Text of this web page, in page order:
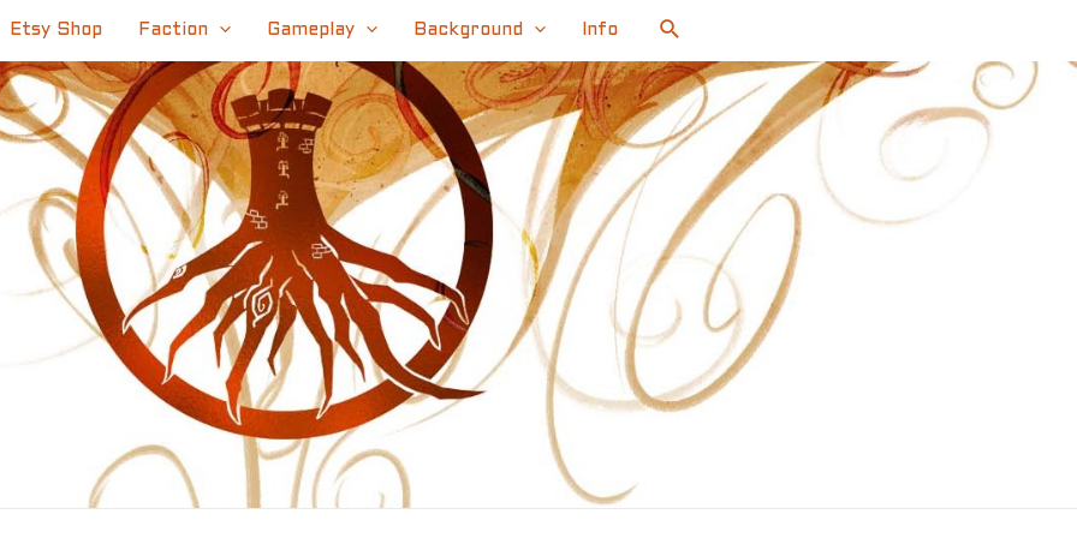
Etsy Shop Faction Gameplay Background Info Search